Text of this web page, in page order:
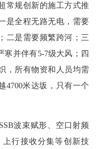
常规创新的施工方式推
是全程无路无电，需要
二是需要频繁跨河；三
寒并伴有5-7级大风；四
，所有物资和人员均需
4700米达坂，只有一个
波束赋形、空口射频
行接收分集等创新技